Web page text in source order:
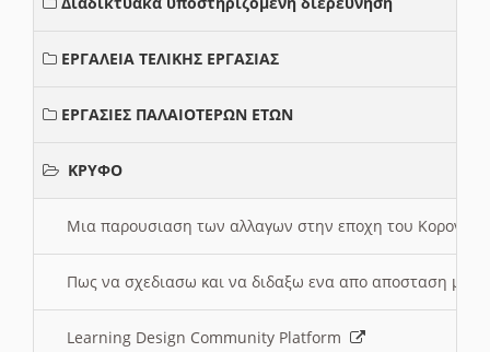
ΕΡΓΑΛΕΙΑ ΤΕΛΙΚΗΣ ΕΡΓΑΣΙΑΣ
ΕΡΓΑΣΙΕΣ ΠΑΛΑΙΟΤΕΡΩΝ ΕΤΩΝ
ΚΡΥΦΟ
Μια παρουσιαση των αλλαγων στην εποχη του
Πως να σχεδιασω και να διδαξω ενα απο αποσταση
Learning Design Community Platform